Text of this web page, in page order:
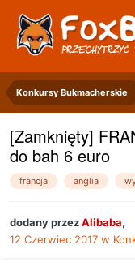
Konkursy Bukmacherskie
[Zamknięty]
do bah 6 euro
francja anglia
dodany przezAlibaba,
12 Czerwiec 2017 w